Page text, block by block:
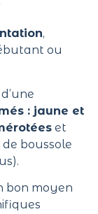
,
ou
: jaune et
et
de boussole
bon moyen